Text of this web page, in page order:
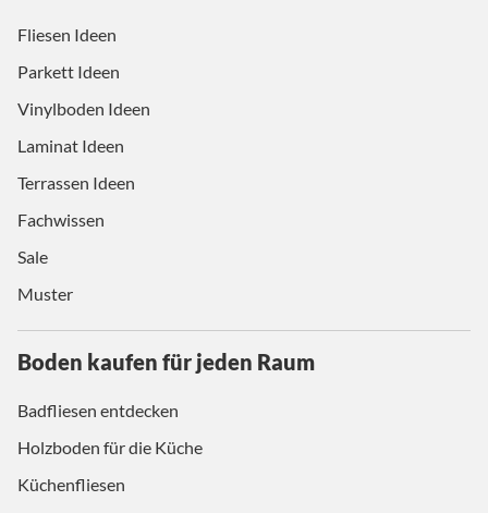
Fliesen Ideen
Parkett Ideen
Vinylboden Ideen
Laminat Ideen
Terrassen Ideen
Fachwissen
Sale
Muster
Boden kaufen für jeden Raum
Badfliesen entdecken
Holzboden für die Küche
Küchenfliesen